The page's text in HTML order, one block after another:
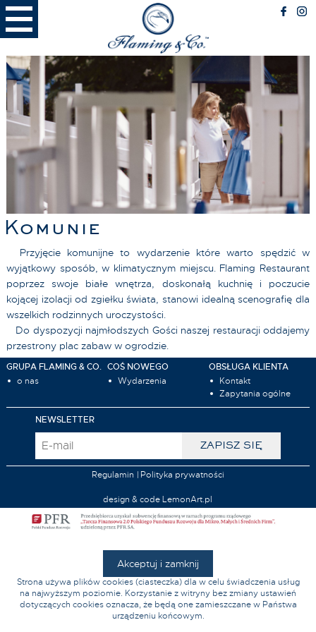
Menu
Miejsce spotkań
Miejsce przyjazne Psom
BIZNES
Spotkania biznesowe
Catering
Nietypowe lokalizacje
Przyjęcia rodzinne
FLAMING LATTE
Latte Menu
Miejsce
Komunie
Przyjęcie komunijne to wydarzenie które warto spędzić w
wyjątkowy sposób, w klimatycznym miejscu. Flaming Restaurant
poprzez swoje białe wnętrza, doskonałą kuchnię i poczucie
kojącej izolacji od zgiełku świata, stanowi idealną scenografię dla
wszelkich rodzinnych uroczystości.
Do dyspozycji najmłodszych Gości naszej restauracji oddajemy
przestrony plac zabaw w ogrodzie.
GRUPA FLAMING & CO.
o nas
COŚ NOWEGO
Wydarzenia
OBSŁUGA KLIENTA
Kontakt
Zapytania ogólne
NEWSLETTER
Regulamin Polityka prywatności
design & code LemonArt.pl
Akceptuj i zamknij
Strona używa plików cookies (ciasteczka) dla w celu świadczenia usług
na najwyższym poziomie. Korzystanie z witryny bez zmiany ustawień
dotyczących cookies oznacza, że będą one zamieszczane w Państwa
urządzeniu końcowym.